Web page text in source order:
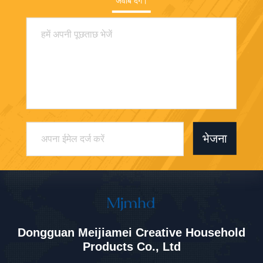
भेजना
Dongguan Meijiamei Creative Household
Products Co., Ltd